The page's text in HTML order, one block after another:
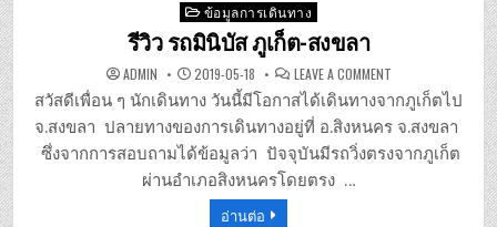
Posted
in
ข้อมูลการเดินทาง
รีวิว รถมินิบัส ภูเก็ต-สงขลา
ADMIN 2019-05-18 LEAVE A COMMENTON
รถ
มิ
นิ
บัส
ภูเก็ต-
สงขลา
สวัสดีเพื่อน ๆ นักเดินทาง วันนี้มีโอกาสได้เดินทางจากภูเก็ตไป
จ.สงขลา ปลายทางของการเดินทางอยู่ที่ อ.สิงหนคร จ.สงขลา
ซึ่งจากการสอบถามได้ข้อมูลว่า ปัจจุบันมีรถวิ่งตรงจากภูเก็ต
ผ่านอำเภอสิงหนครโดยตรง …
อ่านต่อ